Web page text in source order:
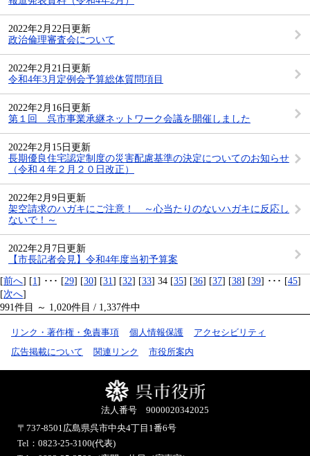
2022年2月22日更新
政治倫理審査会について
2022年2月21日更新
令和4年3月定例会予算総体質問項目
2022年2月16日更新
第１回 呉市事業承継ネットワーク会議を開催しました
2022年2月15日更新
長期優良住宅認定制度の災害配慮基準の決定についてのお知らせ
（令和４年２月２０日改正）
2022年2月9日更新
架空請求のハガキにご注意！ ～心当たりのないハガキに反応し
ないで！～
2022年2月7日更新
【市長記者会見】令和4年度当初予算案
[前へ] [1 ] ･･･ [29] [30] [31 ] [32] [33] 34 [35] [36] [37] [38] [39] ･･･ [45]
[次へ]
991件目 ～ 1,020件目 / 1,337件中
リンク・著作権・免責事項 個人情報保護
アクセシビリティ
広告掲載について
関連リンク 市役所案内
法人番号 9000020342025
〒737-8501広島県呉市中央4丁目1番6号
Tel：0823-25-3100(代表)